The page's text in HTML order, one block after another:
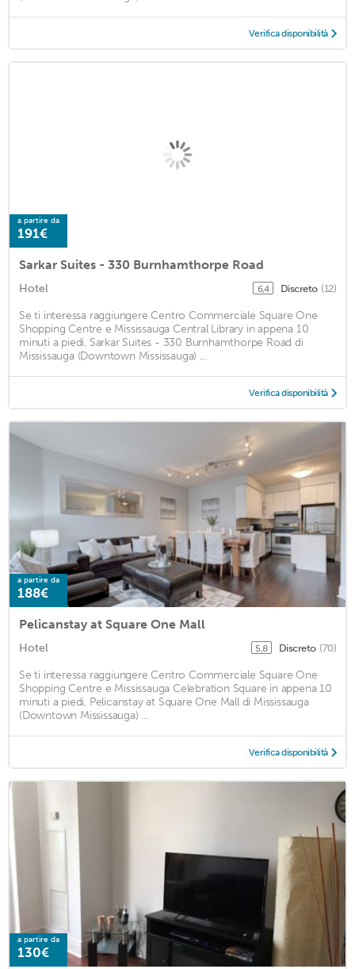
Verifica disponibilità
a partire da
191€
Sarkar Suites - 330 Burnhamthorpe Road
Hotel 6,4 Discreto (12)
Se ti interessa raggiungere Centro Commerciale Square One
Shopping Centre e Mississauga Central Library in appena 10
minuti a piedi, Sarkar Suites - 330 Burnhamthorpe Road di
Mississauga (Downtown Mississauga) ...
Verifica disponibilità
a partire da
188€
Pelicanstay at Square One Mall
Hotel 5,8 Discreto (70)
Se ti interessa raggiungere Centro Commerciale Square One
Shopping Centre e Mississauga Celebration Square in appena 10
minuti a piedi, Pelicanstay at Square One Mall di Mississauga
(Downtown Mississauga) ...
Verifica disponibilità
a partire da
130€